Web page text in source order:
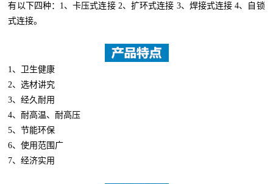
有以下四种：1、卡压式连接 2、扩环式连接 3、焊接式连接 4、自锁
式连接。
1、卫生健康
2、选材讲究
3、经久耐用
4、耐高温、耐高压
5、节能环保
6、使用范围广
7、经济实用